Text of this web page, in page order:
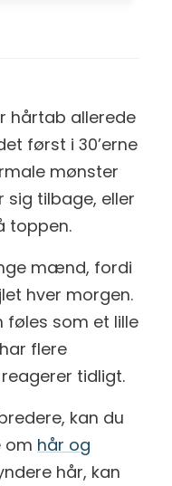
hårtab allerede
først i 30’erne
mønster
tilbage, eller
toppen.
mænd, fordi
hver morgen.
føles som et lille
flere
tidligt.
kan du
om hår og
hår, kan